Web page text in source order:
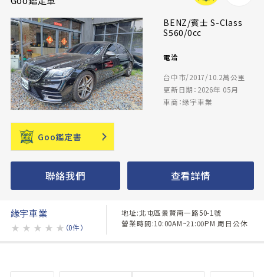
BENZ/賓士 S-Class
S560/0cc
電洽
台中市/2017/10.2萬公里
更新日期：2026年 05月
車商：緣宇車業
Goo鑑定書
聯絡我們 查看詳情
緣宇車業
★ ★ ★ ★ ★ （0件）
地址:北屯區景賢南一路50-1號
營業時間:10:00AM~21:00PM 周日公休